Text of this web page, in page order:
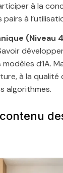
à la
à
(Niveau
d’IA.
à la
algorithmes.